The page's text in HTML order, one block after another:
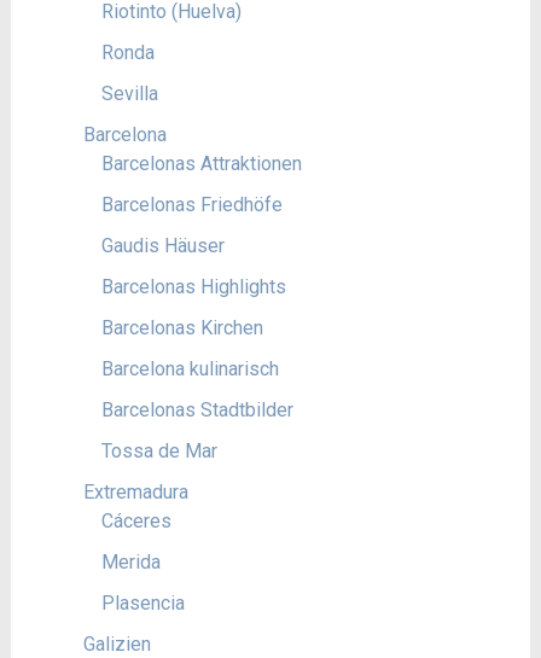
Riotinto (Huelva)
Ronda
Sevilla
Barcelona
Barcelonas Attraktionen
Barcelonas Friedhöfe
Gaudis Häuser
Barcelonas Highlights
Barcelonas Kirchen
Barcelona kulinarisch
Barcelonas Stadtbilder
Tossa de Mar
Extremadura
Cáceres
Merida
Plasencia
Galizien